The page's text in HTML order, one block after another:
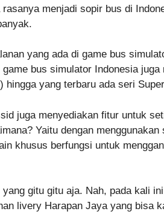
menjadi sopir bus di
yang ada di game bus
bus simulator Indonesia
yang terbaru ada seri
juga menyediakan fitur untuk
Yaitu dengan
khusus berfungsi untuk
gitu gitu aja. Nah, pada kali
livery Harapan Jaya yang bisa